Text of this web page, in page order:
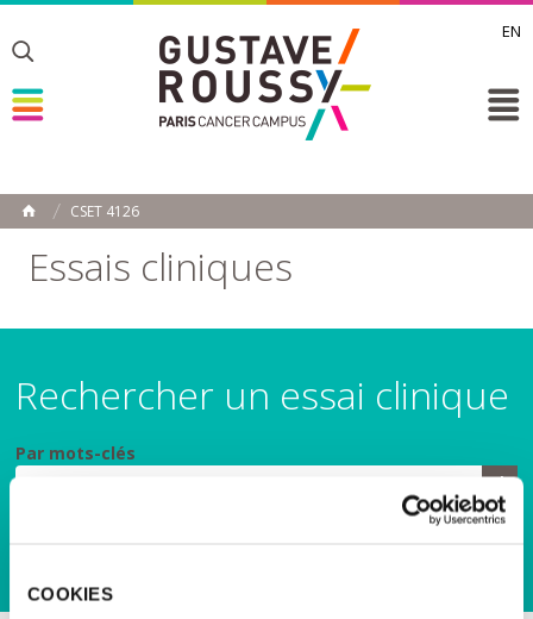
COOKIES
EN
Toggle
Toggle
ACCUEIL
CSET 4126
Essais cliniques
Rechercher un essai clinique
Par mots-clés